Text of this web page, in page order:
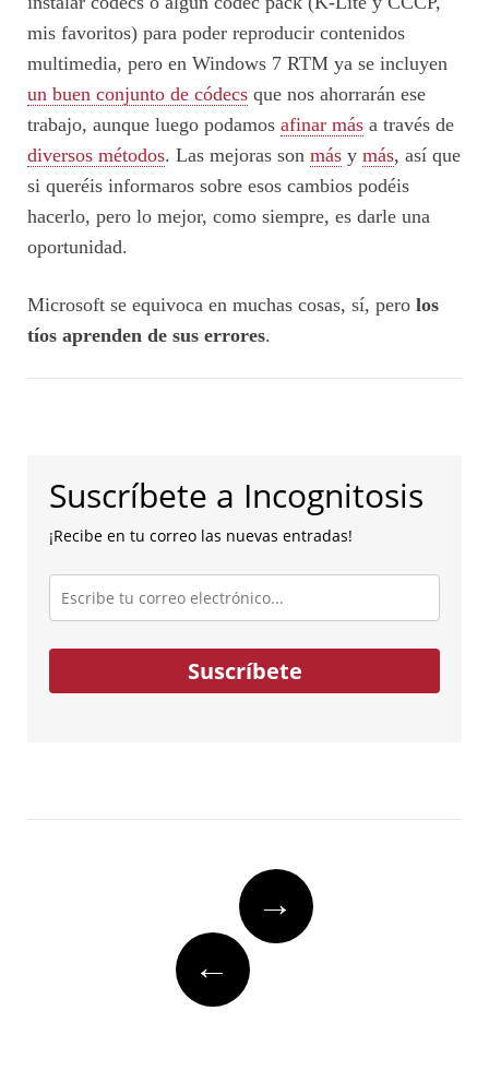
mis favoritos) para poder reproducir contenidos
multimedia, pero en Windows 7 RTM ya se incluyen
un buen conjunto de códecs que nos ahorrarán ese
trabajo, aunque luego podamos afinar más a través de
diversos métodos. Las mejoras son más y más, así que
si queréis informaros sobre esos cambios podéis
hacerlo, pero lo mejor, como siempre, es darle una
oportunidad.
Microsoft se equivoca en muchas cosas, sí, pero los
tíos aprenden de sus errores.
Suscríbete a Incognitosis
¡Recibe en tu correo las nuevas entradas!
Escribe
tu
correo
electrónico...
Suscríbete
→
←